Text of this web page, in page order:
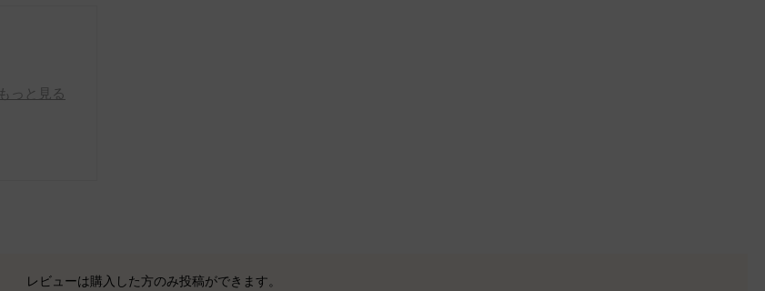
もっと見る
レビューは購入した方のみ投稿ができます。